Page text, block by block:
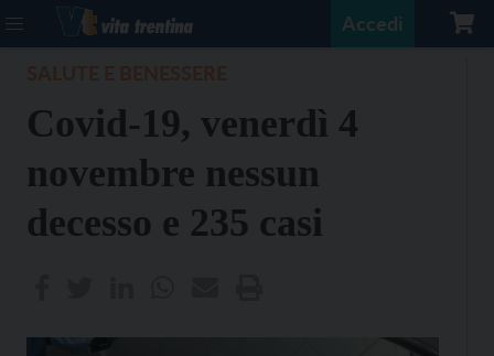
Accedi
Covid-19, venerdì 4
novembre nessun
decesso e 235 casi